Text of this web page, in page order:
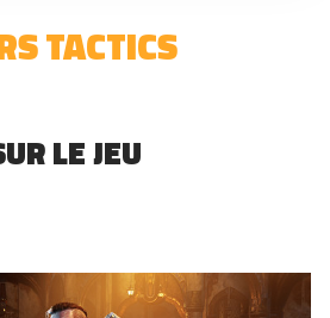
TACTICS
LE JEU